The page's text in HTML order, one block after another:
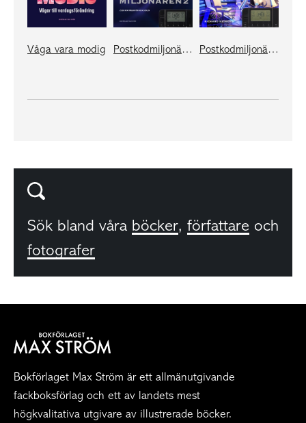
Våga vara modig Postkodmiljonären 2 Postkodmiljonären
Sök bland våra böcker, författare och
fotografer
Bokförlaget Max Ström är ett allmänutgivande
fackboksförlag och ett av landets mest
högkvalitativa utgivare av illustrerade böcker.